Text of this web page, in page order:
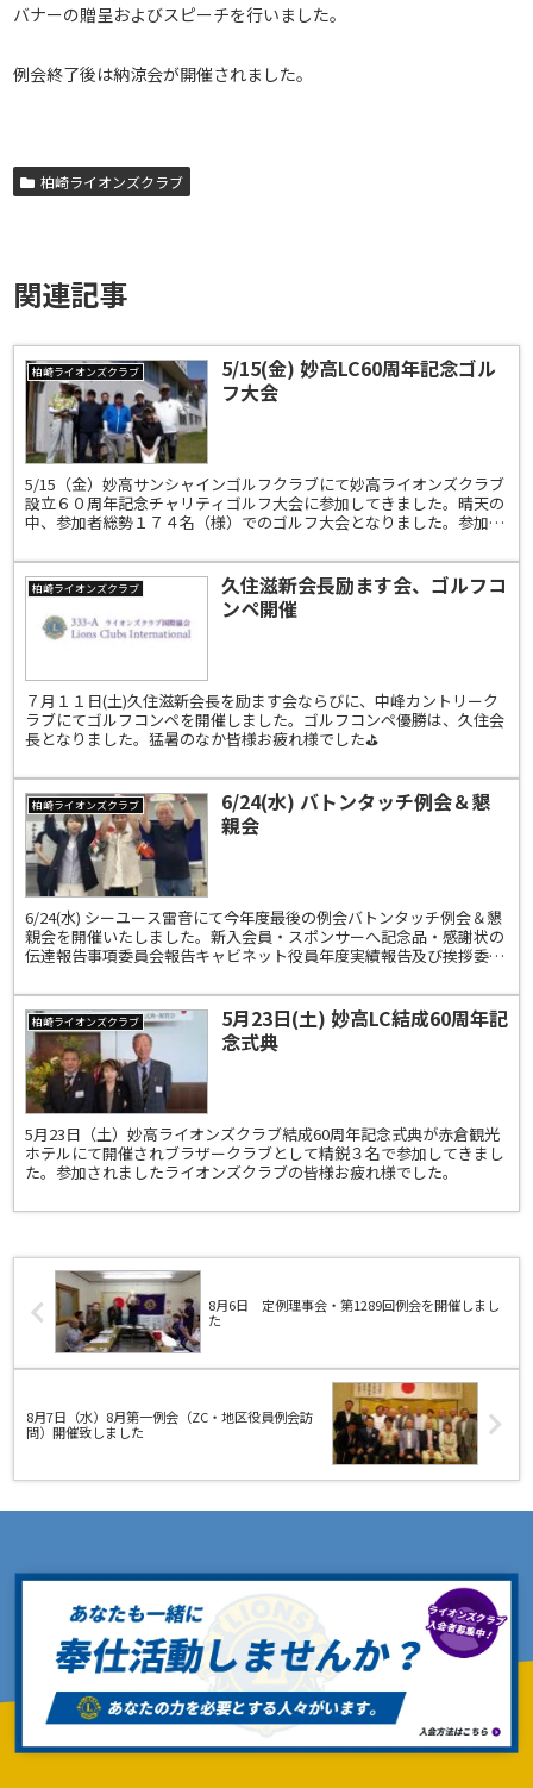
バナーの贈呈およびスピーチを行いました。
例会終了後は納涼会が開催されました。
柏崎ライオンズクラブ
関連記事
柏崎ライオンズクラブ
5/15(金) 妙高LC60周年記念ゴル
フ大会
5/15（金）妙高サンシャインゴルフクラブにて妙高ライオンズクラブ
設立６０周年記念チャリティゴルフ大会に参加してきました。晴天の
中、参加者総勢１７４名（様）でのゴルフ大会となりました。参加さ
柏崎ライオンズクラブ
久住滋新会長励ます会、ゴルフコ
ンペ開催
７月１１日(土)久住滋新会長を励ます会ならびに、中峰カントリーク
ラブにてゴルフコンペを開催しました。ゴルフコンペ優勝は、久住会
長となりました。猛暑のなか皆様お疲れ様でした⛳️
柏崎ライオンズクラブ
6/24(水) バトンタッチ例会＆懇
親会
6/24(水) シーユース雷音にて今年度最後の例会バトンタッチ例会＆懇
親会を開催いたしました。新入会員・スポンサーへ記念品・感謝状の
伝達報告事項委員会報告キャビネット役員年度実績報告及び挨拶委員
柏崎ライオンズクラブ
5月23日(土) 妙高LC結成60周年記
念式典
5月23日（土）妙高ライオンズクラブ結成60周年記念式典が赤倉観光
ホテルにて開催されブラザークラブとして精鋭３名で参加してきまし
た。参加されましたライオンズクラブの皆様お疲れ様でした。
8月6日 定例理事会・第1289回例会を開催しまし
た
8月7日（水）8月第一例会（ZC・地区役員例会訪
問）開催致しました